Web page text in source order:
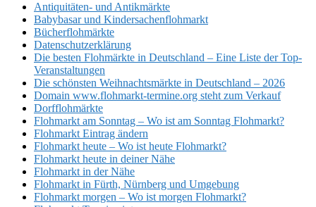
Antiquitäten- und Antikmärkte
Babybasar und Kindersachenflohmarkt
Bücherflohmärkte
Datenschutzerklärung
Die besten Flohmärkte in Deutschland – Eine Liste der Top-
Veranstaltungen
Die schönsten Weihnachtsmärkte in Deutschland – 2026
Domain www.flohmarkt-termine.org steht zum Verkauf
Dorfflohmärkte
Flohmarkt am Sonntag – Wo ist am Sonntag Flohmarkt?
Flohmarkt Eintrag ändern
Flohmarkt heute – Wo ist heute Flohmarkt?
Flohmarkt heute in deiner Nähe
Flohmarkt in der Nähe
Flohmarkt in Fürth, Nürnberg und Umgebung
Flohmarkt morgen – Wo ist morgen Flohmarkt?